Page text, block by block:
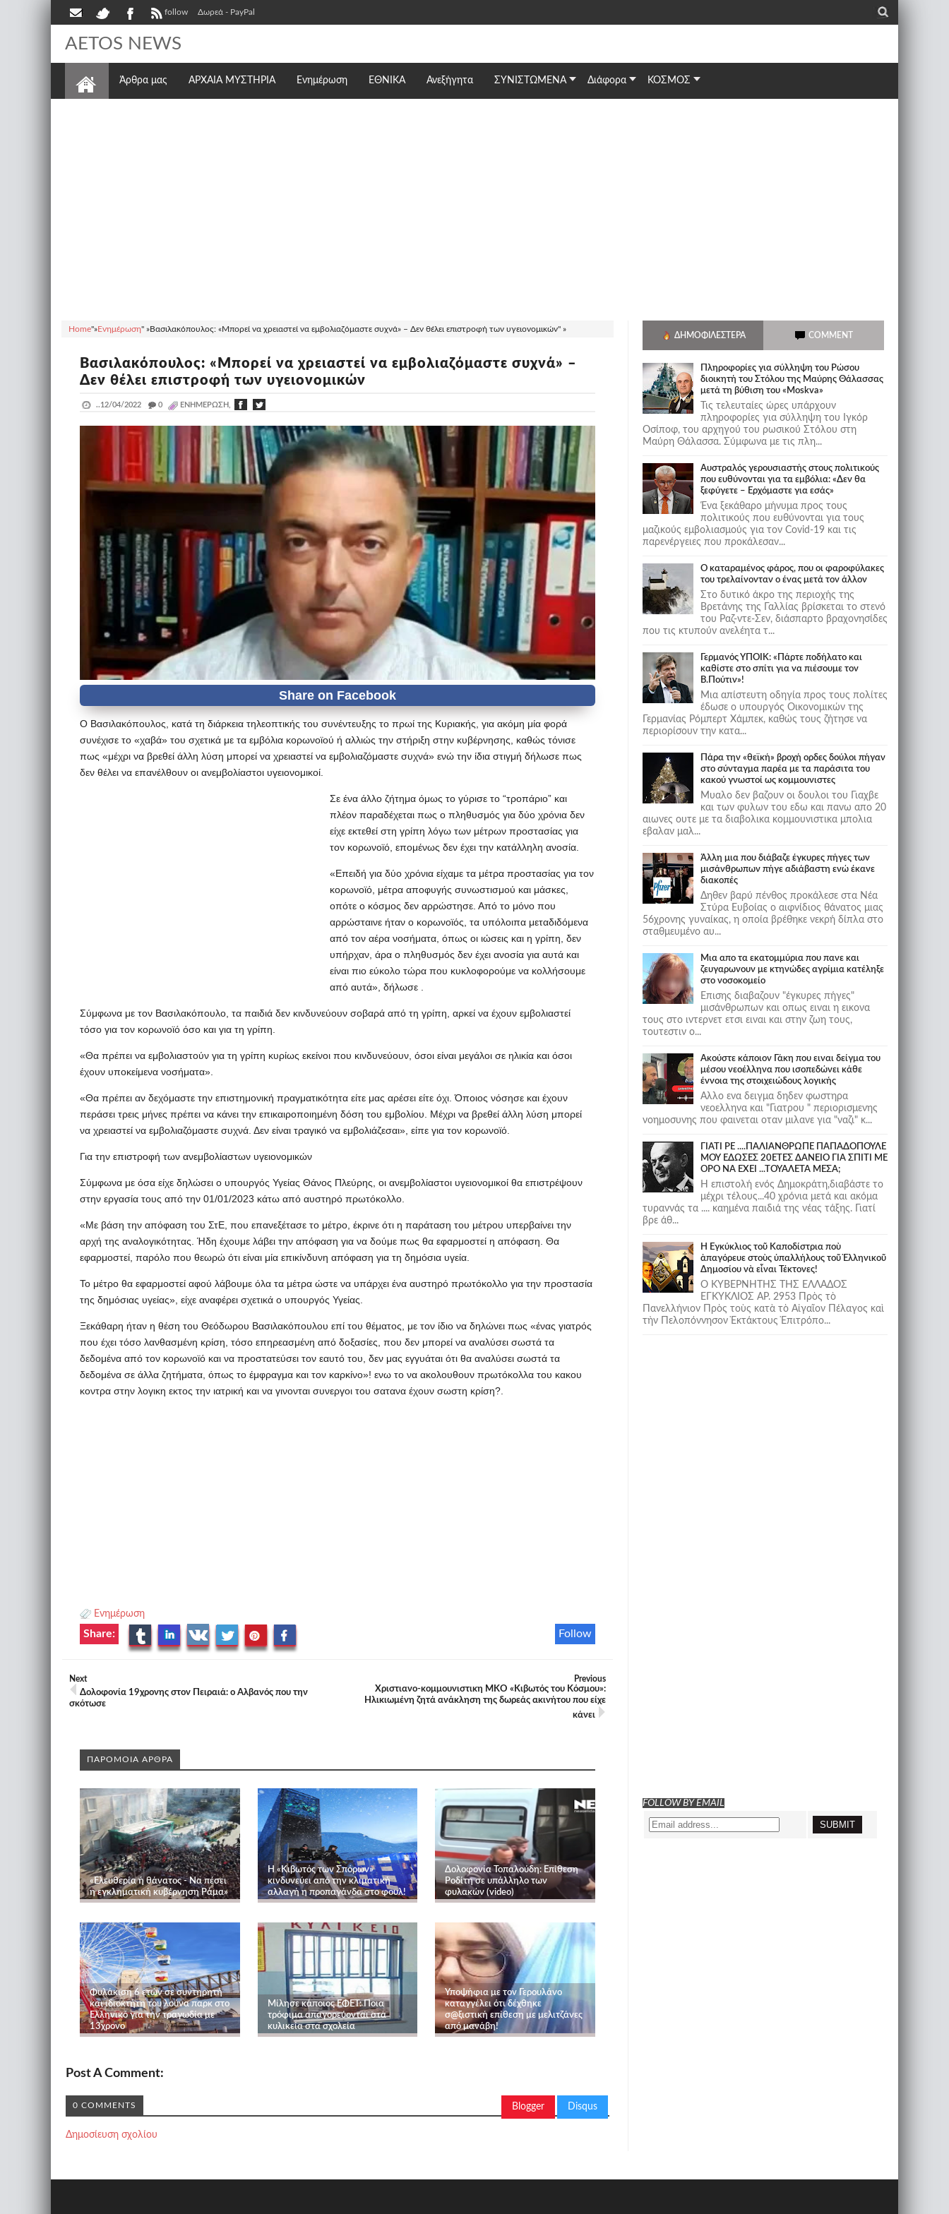
follow Δωρεά - PayPal _
AETOS NEWS
Άρθρα μας ΑΡΧΑΙΑ ΜΥΣΤΗΡΙΑ Ενημέρωση ΕΘΝΙΚΆ Ανεξήγητα ΣΥΝΙΣΤΩΜΕΝΑ Διάφορα ΚΟΣΜΟΣ
Home"»Ενημέρωση" »Βασιλακόπουλος: «Μπορεί να χρειαστεί να εμβολιαζόμαστε συχνά» – Δεν θέλει επιστροφή των υγειονομικών" »
Βασιλακόπουλος: «Μπορεί να χρειαστεί να εμβολιαζόμαστε συχνά» –
Δεν θέλει επιστροφή των υγειονομικών
..12/04/2022 _ 0 ΕΝΗΜΈΡΩΣΗ,
Ο Βασιλακόπουλος, κατά τη διάρκεια τηλεοπτικής του συνέντευξης το πρωί της Κυριακής, για ακόμη μία φορά
συνέχισε το «χαβά» του σχετικά με τα εμβόλια κορωνοϊού ή αλλιώς την στήριξη στην κυβέρνησης, καθώς τόνισε
πως «μέχρι να βρεθεί άλλη λύση μπορεί να χρειαστεί να εμβολιαζόμαστε συχνά» ενώ την ίδια στιγμή δήλωσε πως
δεν θέλει να επανέλθουν οι ανεμβολίαστοι υγειονομικοί.
Σε ένα άλλο ζήτημα όμως το γύρισε το “τροπάριο” και
πλέον παραδέχεται πως ο πληθυσμός για δύο χρόνια δεν
είχε εκτεθεί στη γρίπη λόγω των μέτρων προστασίας για
τον κορωνοϊό, επομένως δεν έχει την κατάλληλη ανοσία.
«Επειδή για δύο χρόνια είχαμε τα μέτρα προστασίας για τον
κορωνοϊό, μέτρα αποφυγής συνωστισμού και μάσκες,
οπότε ο κόσμος δεν αρρώστησε. Από το μόνο που
αρρώσταινε ήταν ο κορωνοϊός, τα υπόλοιπα μεταδιδόμενα
από τον αέρα νοσήματα, όπως οι ιώσεις και η γρίπη, δεν
υπήρχαν, άρα ο πληθυσμός δεν έχει ανοσία για αυτά και
είναι πιο εύκολο τώρα που κυκλοφορούμε να κολλήσουμε
από αυτά», δήλωσε .
Σύμφωνα με τον Βασιλακόπουλο, τα παιδιά δεν κινδυνεύουν σοβαρά από τη γρίπη, αρκεί να έχουν εμβολιαστεί
τόσο για τον κορωνοϊό όσο και για τη γρίπη.
«Θα πρέπει να εμβολιαστούν για τη γρίπη κυρίως εκείνοι που κινδυνεύουν, όσοι είναι μεγάλοι σε ηλικία και όσοι
έχουν υποκείμενα νοσήματα».
«Θα πρέπει αν δεχόμαστε την επιστημονική πραγματικότητα είτε μας αρέσει είτε όχι. Όποιος νόσησε και έχουν
περάσει τρεις μήνες πρέπει να κάνει την επικαιροποιημένη δόση του εμβολίου. Μέχρι να βρεθεί άλλη λύση μπορεί
να χρειαστεί να εμβολιαζόμαστε συχνά. Δεν είναι τραγικό να εμβολιάζεσαι», είπε για τον κορωνοϊό.
Για την επιστροφή των ανεμβολίαστων υγειονομικών
Σύμφωνα με όσα είχε δηλώσει ο υπουργός Υγείας Θάνος Πλεύρης, οι ανεμβολίαστοι υγειονομικοί θα επιστρέψουν
στην εργασία τους από την 01/01/2023 κάτω από αυστηρό πρωτόκολλο.
«Με βάση την απόφαση του ΣτΕ, που επανεξέτασε το μέτρο, έκρινε ότι η παράταση του μέτρου υπερβαίνει την
αρχή της αναλογικότητας. Ήδη έχουμε λάβει την απόφαση για να δούμε πως θα εφαρμοστεί η απόφαση. Θα
εφαρμοστεί, παρόλο που θεωρώ ότι είναι μία επικίνδυνη απόφαση για τη δημόσια υγεία.
Το μέτρο θα εφαρμοστεί αφού λάβουμε όλα τα μέτρα ώστε να υπάρχει ένα αυστηρό πρωτόκολλο για την προστασία
της δημόσιας υγείας», είχε αναφέρει σχετικά ο υπουργός Υγείας.
Ξεκάθαρη ήταν η θέση του Θεόδωρου Βασιλακόπουλου επί του θέματος, με τον ίδιο να δηλώνει πως «ένας γιατρός
που έχει τόσο λανθασμένη κρίση, τόσο επηρεασμένη από δοξασίες, που δεν μπορεί να αναλύσει σωστά τα
δεδομένα από τον κορωνοϊό και να προστατεύσει τον εαυτό του, δεν μας εγγυάται ότι θα αναλύσει σωστά τα
δεδομένα σε άλλα ζητήματα, όπως το έμφραγμα και τον καρκίνο»! ενω το να ακολουθουν πρωτόκολλα του κακου
κοντρα στην λογικη εκτος την ιατρική και να γινονται συνεργοι του σατανα έχουν σωστη κρίση?.
Ενημέρωση
Follow
Share:
Next
Δολοφονία 19χρονης στον Πειραιά: o Αλβανός που την
σκότωσε
Previous
Χριστιανο-κομμουνιστικη ΜΚΟ «Κιβωτός του Κόσμου»:
Ηλικιωμένη ζητά ανάκληση της δωρεάς ακινήτου που είχε
κάνει
ΠΑΡΟΜΟΙΑ ΑΡΘΡΑ
«Ελευθερία ή θάνατος - Να πέσει
η εγκληματική κυβέρνηση Ράμα»
Η «Κιβωτός των Σπόρων»
κινδυνεύει από την κλιματική
αλλαγή η προπαγάνδα στο φουλ!
Δολοφονία Τοπαλούδη: Επίθεση
Ροδίτη σε υπάλληλο των
φυλακών (video)
Φυλάκιση 6 ετών σε συντηρητή
και ιδιοκτήτη του λούνα παρκ στο
Ελληνικό για την τραγωδία με
13χρονο
Μίλησε κάποιος ΕΦΕΤ: Ποια
τρόφιμα απαγορεύονται στα
κυλικεία στα σχολεία
Υποψήφια με τον Γερουλάνο
καταγγέλει ότι δέχθηκε
σ@ξιστική επίθεση με μελιτζάνες
από μανάβη!
Post A Comment:
Blogger Disqus
0 COMMENTS
Δημοσίευση σχολίου
ΔΗΜΟΦΙΛΈΣΤΕΡΑ COMMENT
Πληροφορίες για σύλληψη του Ρώσου
διοικητή του Στόλου της Mαύρης Θάλασσας
μετά τη βύθιση του «Moskva»
Τις τελευταίες ώρες υπάρχουν
πληροφορίες για σύλληψη του Ιγκόρ
Οσίποφ, του αρχηγού του ρωσικού Στόλου στη
Μαύρη Θάλασσα. Σύμφωνα με τις πλη...
Αυστραλός γερουσιαστής στους πολιτικούς
που ευθύνονται για τα εμβόλια: «Δεν θα
ξεφύγετε – Ερχόμαστε για εσάς»
Ένα ξεκάθαρο μήνυμα προς τους
πολιτικούς που ευθύνονται για τους
μαζικούς εμβολιασμούς για τον Covid-19 και τις
παρενέργειες που προκάλεσαν...
Ο καταραμένος φάρος, που οι φαροφύλακες
του τρελαίνονταν ο ένας μετά τον άλλον
Στο δυτικό άκρο της περιοχής της
Βρετάνης της Γαλλίας βρίσκεται το στενό
του Ραζ-ντε-Σεν, διάσπαρτο βραχονησίδες
που τις κτυπούν ανελέητα τ...
Γερμανός ΥΠΟΙΚ: «Πάρτε ποδήλατο και
καθίστε στο σπίτι για να πιέσουμε τον
Β.Πούτιν»!
Μια απίστευτη οδηγία προς τους πολίτες
έδωσε ο υπουργός Οικονομικών της
Γερμανίας Ρόμπερτ Χάμπεκ, καθώς τους ζήτησε να
περιορίσουν την κατα...
Πάρα την «θεϊκή» βροχή ορδες δούλοι πήγαν
στο σύνταγμα παρέα με τα παράσιτα του
κακού γνωστοί ως κομμουνιστες
Μυαλο δεν βαζουν οι δουλοι του Γιαχβε
και των φυλων του εδω και πανω απο 20
αιωνες ουτε με τα διαβολικα κομμουνιστικα μπολια
εβαλαν μαλ...
Άλλη μια που διάβαζε έγκυρες πήγες των
μισάνθρωπων πήγε αδιάβαστη ενώ έκανε
διακοπές
Δηθεν βαρύ πένθος προκάλεσε στα Νέα
Στύρα Ευβοίας ο αιφνίδιος θάνατος μιας
56χρονης γυναίκας, η οποία βρέθηκε νεκρή δίπλα στο
σταθμευμένο αυ...
Μια απο τα εκατομμύρια που πανε και
ζευγαρωνουν με κτηνώδες αγρίμια κατέληξε
στο νοσοκομείο
Επισης διαβαζουν "έγκυρες πήγες"
μισάνθρωπων και οπως ειναι η εικονα
τους στο ιντερνετ ετσι ειναι και στην ζωη τους,
τουτεστιν ο...
Ακούστε κάποιον Γάκη που ειναι δείγμα του
μέσου νεοέλληνα που ισοπεδώνει κάθε
έννοια της στοιχειώδους λογικής
Αλλο ενα δειγμα δηδεν φωστηρα
νεοελληνα και "Γιατρου " περιορισμενης
νοημοσυνης που φαινεται οταν μιλανε για "ναζι" κ...
ΓΙΑΤΙ ΡΕ ....ΠΑΛΙΑΝΘΡΩΠΕ ΠΑΠΑΔΟΠΟΥΛΕ
ΜΟΥ ΕΔΩΣΕΣ 20ΕΤΕΣ ΔΑΝΕΙΟ ΓΙΑ ΣΠΙΤΙ ΜΕ
ΟΡΟ ΝΑ ΕΧΕΙ ...ΤΟΥΑΛΕΤΑ ΜΕΣΑ;
Η επιστολή ενός Δημοκράτη,διαβάστε το
μέχρι τέλους...40 χρόνια μετά και ακόμα
τυραννάς τα .... καημένα παιδιά της νέας τάξης. Γιατί
βρε άθ...
Ἡ Ἐγκύκλιος τοῦ Καποδίστρια ποὺ
ἀπαγόρευε στοὺς ὑπαλλήλους τοῦ Ἑλληνικοῦ
Δημοσίου νὰ εἶναι Τέκτονες!
Ο ΚΥΒΕΡΝΗΤΗΣ ΤΗΣ ΕΛΛΑΔΟΣ
ΕΓΚΥΚΛΙΟΣ ΑΡ. 2953 Πρὸς τὸ
Πανελλήνιον Πρὸς τοὺς κατὰ τὸ Αἰγαῖον Πέλαγος καὶ
τὴν Πελοπόννησον Ἐκτάκτους Ἐπιτρόπο...
FOLLOW BY EMAIL